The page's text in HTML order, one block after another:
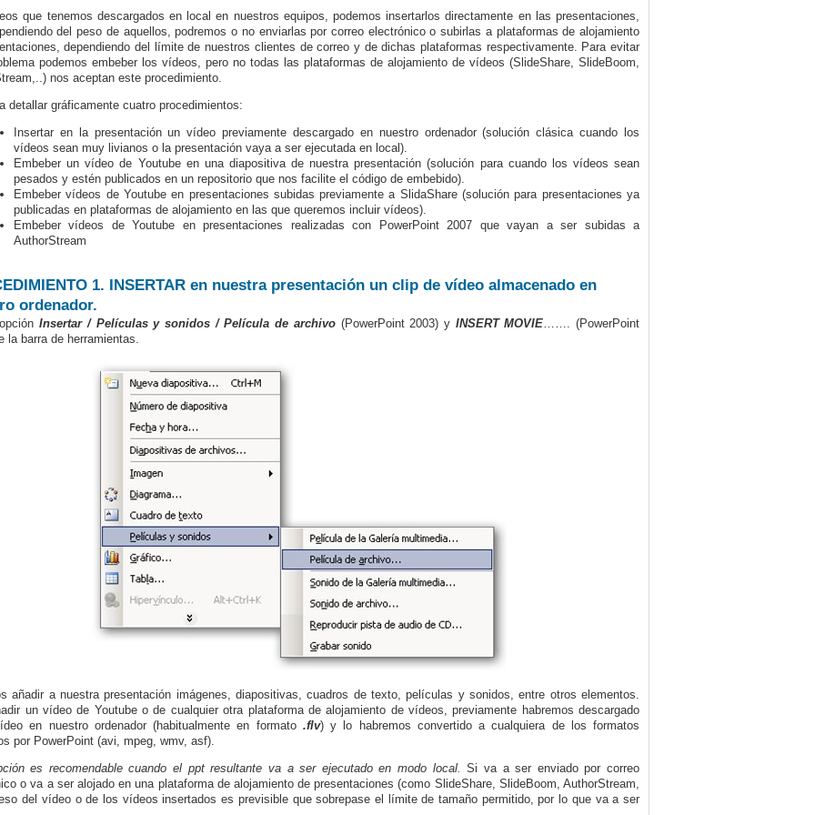
que tenemos descargados en local en nuestros equipos, podemos insertarlos directamente en las presentaciones,
del peso de aquellos, podremos o no enviarlas por correo electrónico o subirlas a plataformas de alojamiento
dependiendo del límite de nuestros clientes de correo y de dichas plataformas respectivamente. Para evitar
podemos embeber los vídeos, pero no todas las plataformas de alojamiento de vídeos (SlideShare, SlideBoom,
nos aceptan este procedimiento.
detallar gráficamente cuatro procedimientos:
Insertar en la presentación un vídeo previamente descargado en nuestro ordenador (solución clásica cuando los
vídeos sean muy livianos o la presentación vaya a ser ejecutada en local).
Embeber un vídeo de Youtube en una diapositiva de nuestra presentación (solución para cuando los vídeos sean
pesados y estén publicados en un repositorio que nos facilite el código de embebido).
Embeber vídeos de Youtube en presentaciones subidas previamente a SlidaShare (solución para presentaciones ya
publicadas en plataformas de alojamiento en las que queremos incluir vídeos).
Embeber vídeos de Youtube en presentaciones realizadas con PowerPoint 2007 que vayan a ser subidas a
AuthorStream
1. INSERTAR en nuestra presentación un clip de vídeo almacenado en
ordenador.
Insertar/ Películas y sonidos / Película de archivo(PowerPoint 2003) y INSERT MOVIE……. (PowerPoint
la barra de herramientas.
añadir a nuestra presentación imágenes, diapositivas, cuadros de texto, películas y sonidos, entre otros elementos.
un vídeo de Youtube o de cualquier otra plataforma de alojamiento de vídeos, previamente habremos descargado
en nuestro ordenador (habitualmente en formato .flv) y lo habremos convertido a cualquiera de los formatos
por PowerPoint (avi, mpeg, wmv, asf).
es recomendable cuando el ppt resultante va a ser ejecutado en modo local. Si va a ser enviado por correo
o va a ser alojado en una plataforma de alojamiento de presentaciones (como SlideShare, SlideBoom, AuthorStream,
del vídeo o de los vídeos insertados es previsible que sobrepase el límite de tamaño permitido, por lo que va a ser